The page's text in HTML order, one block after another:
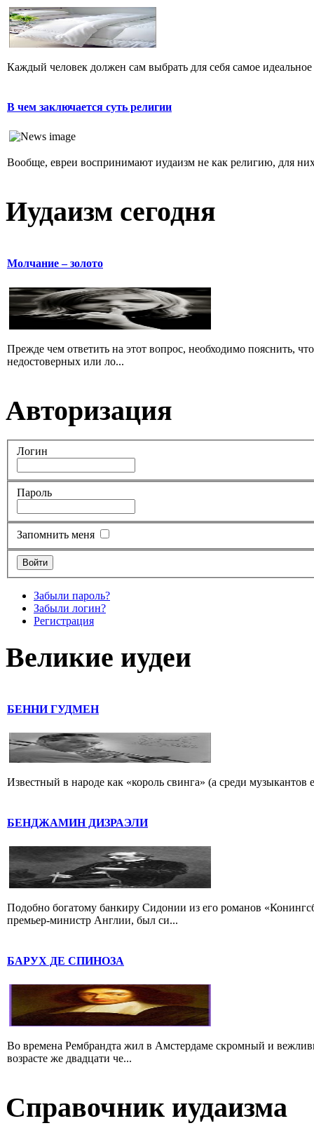
Каждый человек должен сам выбрать для себя самое
В чем заключается суть религии
Вообще, евреи воспринимают иудаизм не как религию, для
Иудаизм сегодня
Молчание – золото
Прежде чем ответить на этот вопрос, необходимо пояснить,
недостоверных или ло...
Авторизация
Логин
Пароль
Запомнить меня
Забыли пароль?
Забыли логин?
Регистрация
Великие иудеи
БЕННИ ГУДМЕН
Известный в народе как «король свинга» (а среди
БЕНДЖАМИН ДИЗРАЭЛИ
Подобно богатому банкиру Сидонии из его романов
премьер-министр Англии, был си...
БАРУХ ДЕ СПИНОЗА
Во времена Рембрандта жил в Амстердаме скромный и
возрасте же двадцати че...
Справочник иудаизма